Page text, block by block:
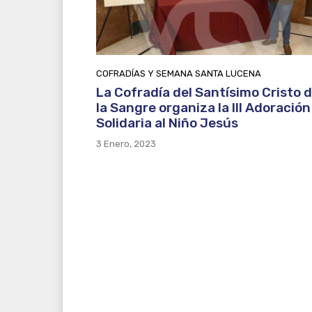
COFRADÍAS Y SEMANA SANTA LUCENA
La Cofradía del Santísimo Cristo
la Sangre organiza la III Adoración
Solidaria al Niño Jesús
3 Enero, 2023